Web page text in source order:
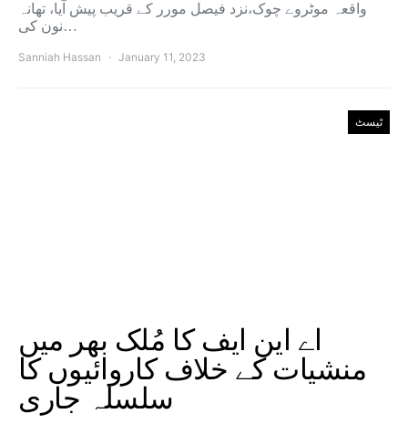
واقعہ موٹروے چوک،نزد فیصل مورر کے قریب پیش آیا، تھانہ
نون کی…
Sanniah Hassan January 11, 2023
ٹیسٹ
اے این ایف کا مُلک بھر میں
منشیات کے خلاف کاروائیوں کا
سلسلہ جاری